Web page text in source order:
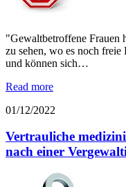
"Gewaltbetroffene Frauen
zu sehen, wo es noch
und können sich…
Read more
01/12/2022
Vertrauliche
nach einer